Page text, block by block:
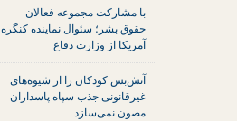
با مشارکت مجموعه فعالان
حقوق بشر؛ سئوال نماینده کنگره
آمریکا از وزارت دفاع
آتش‌بس کودکان را از شیوه‌های
غیرقانونی جذب سپاه پاسداران
مصون نمی‌سازد